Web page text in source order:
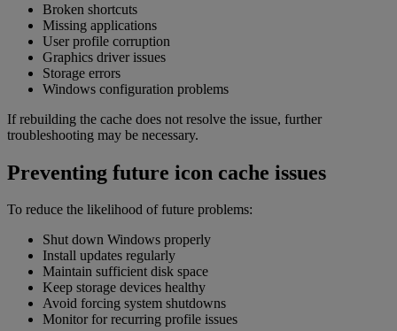
Broken shortcuts
Missing applications
User profile corruption
Graphics driver issues
Storage errors
Windows configuration problems
If rebuilding the cache does not resolve the issue, further
troubleshooting may be necessary.
Preventing future icon cache issues
To reduce the likelihood of future problems:
Shut down Windows properly
Install updates regularly
Maintain sufficient disk space
Keep storage devices healthy
Avoid forcing system shutdowns
Monitor for recurring profile issues